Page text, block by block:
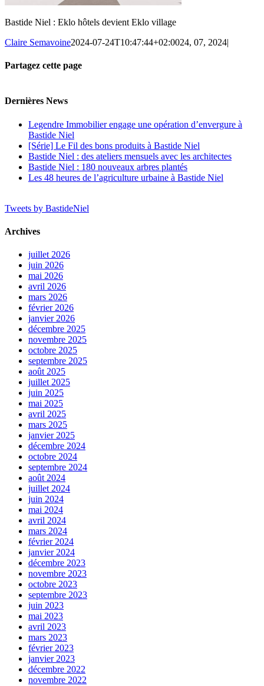
Bastide Niel : Eklo hôtels devient Eklo village
Claire Semavoine2024-07-24T10:47:44+02:0024, 07, 2024|
Partagez cette page
Dernières News
Legendre Immobilier engage une opération d’envergure à
Bastide Niel
[Série] Le Fil des bons produits à Bastide Niel
Bastide Niel : des ateliers mensuels avec les architectes
Bastide Niel : 180 nouveaux arbres plantés
Les 48 heures de l’agriculture urbaine à Bastide Niel
Tweets by BastideNiel
Archives
juillet 2026
juin 2026
mai 2026
avril 2026
mars 2026
février 2026
janvier 2026
décembre 2025
novembre 2025
octobre 2025
septembre 2025
août 2025
juillet 2025
juin 2025
mai 2025
avril 2025
mars 2025
janvier 2025
décembre 2024
octobre 2024
septembre 2024
août 2024
juillet 2024
juin 2024
mai 2024
avril 2024
mars 2024
février 2024
janvier 2024
décembre 2023
novembre 2023
octobre 2023
septembre 2023
juin 2023
mai 2023
avril 2023
mars 2023
février 2023
janvier 2023
décembre 2022
novembre 2022